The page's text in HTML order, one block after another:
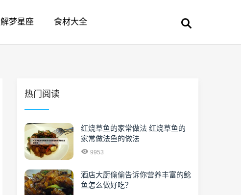
解梦星座 食材大全
热门阅读
红烧草鱼的家常做法 红烧草鱼的
家常做法鱼的做法
9953
酒店大厨偷偷告诉你营养丰富的鲶
鱼怎么做好吃？